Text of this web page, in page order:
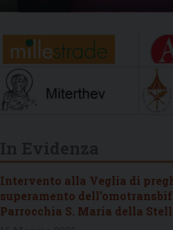
Intervento alla Veglia di
superamento
Parrocchia S. Maria della